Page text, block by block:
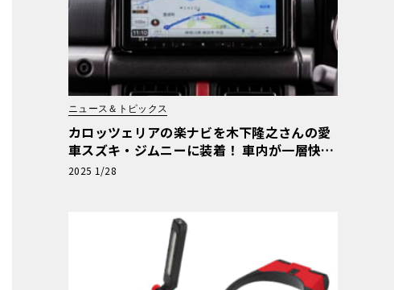
ニュース＆トピックス
カロッツェリアの楽ナビを木下隆之さんの愛
車スズキ・ジムニーに装着！ 車内が一層快適
な空間に！
2025 1/28